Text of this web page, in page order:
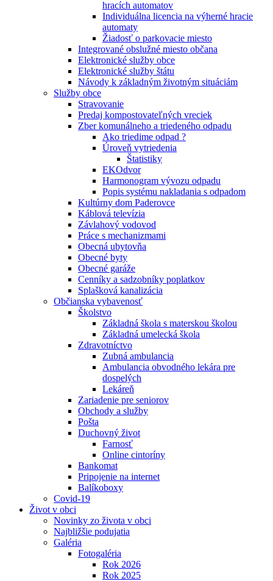
hracích automatov
Individuálna licencia na výherné hracie
automaty
Žiadosť o parkovacie miesto
Integrované obslužné miesto občana
Elektronické služby obce
Elektronické služby štátu
Návody k základným životným situáciám
Služby obce
Stravovanie
Predaj kompostovateľných vreciek
Zber komunálneho a triedeného odpadu
Ako triedime odpad ?
Úroveň vytriedenia
Štatistiky
EKOdvor
Harmonogram vývozu odpadu
Popis systému nakladania s odpadom
Kultúrny dom Paderovce
Káblová televízia
Závlahový vodovod
Práce s mechanizmami
Obecná ubytovňa
Obecné byty
Obecné garáže
Cenníky a sadzobníky poplatkov
Splašková kanalizácia
Občianska vybavenosť
Školstvo
Základná škola s materskou školou
Základná umelecká škola
Zdravotníctvo
Zubná ambulancia
Ambulancia obvodného lekára pre
dospelých
Lekáreň
Zariadenie pre seniorov
Obchody a služby
Pošta
Duchovný život
Farnosť
Online cintoríny
Bankomat
Pripojenie na internet
Balíkoboxy
Covid-19
Život v obci
Novinky zo života v obci
Najbližšie podujatia
Galéria
Fotogaléria
Rok 2026
Rok 2025